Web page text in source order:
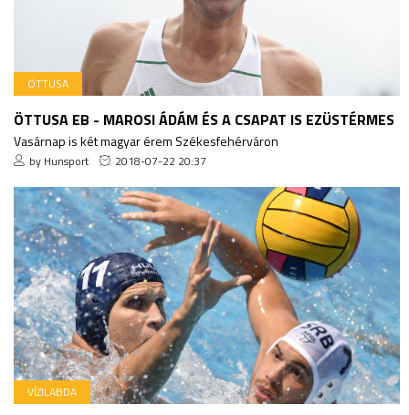
ÖTTUSA
ÖTTUSA EB - MAROSI ÁDÁM ÉS A CSAPAT IS EZÜSTÉRMES
Vasárnap is két magyar érem Székesfehérváron
by Hunsport 2018-07-22 20:37
VÍZILABDA